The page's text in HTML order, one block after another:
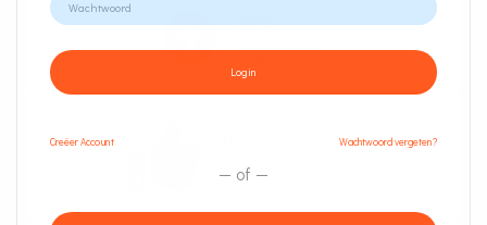
30%
Hogere FTR
Meer productiviteit
Login
CreëerAccount Wachtwoord vergeten?
of